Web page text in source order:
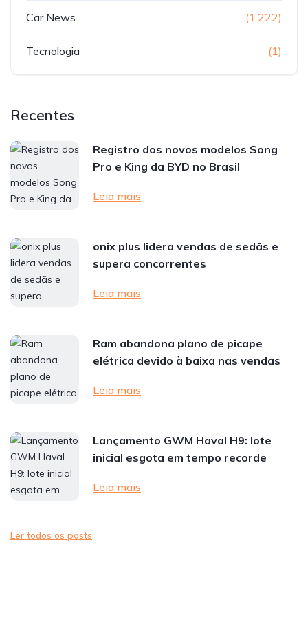
Car News (1.222)
Tecnologia (1)
Recentes
Registro dos novos modelos Song
Pro e King da BYD no Brasil
Leia mais
onix plus lidera vendas de sedãs e
supera concorrentes
Leia mais
Ram abandona plano de picape
elétrica devido à baixa nas vendas
Leia mais
Lançamento GWM Haval H9: lote
inicial esgota em tempo recorde
Leia mais
Ler todos os posts